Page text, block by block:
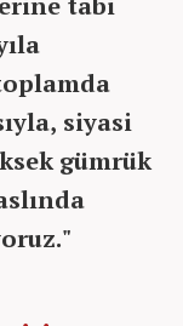
siyasi
gümrük